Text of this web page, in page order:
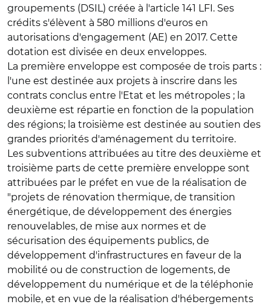
groupements (DSIL) créée à l'article 141 LFI. Ses
crédits s'élèvent à 580 millions d'euros en
autorisations d'engagement (AE) en 2017. Cette
dotation est divisée en deux enveloppes.
La première enveloppe est composée de trois parts :
l'une est destinée aux projets à inscrire dans les
contrats conclus entre l'Etat et les métropoles ; la
deuxième est répartie en fonction de la population
des régions; la troisième est destinée au soutien des
grandes priorités d'aménagement du territoire.
Les subventions attribuées au titre des deuxième et
troisième parts de cette première enveloppe sont
attribuées par le préfet en vue de la réalisation de
"projets de rénovation thermique, de transition
énergétique, de développement des énergies
renouvelables, de mise aux normes et de
sécurisation des équipements publics, de
développement d'infrastructures en faveur de la
mobilité ou de construction de logements, de
développement du numérique et de la téléphonie
mobile, et en vue de la réalisation d'hébergements